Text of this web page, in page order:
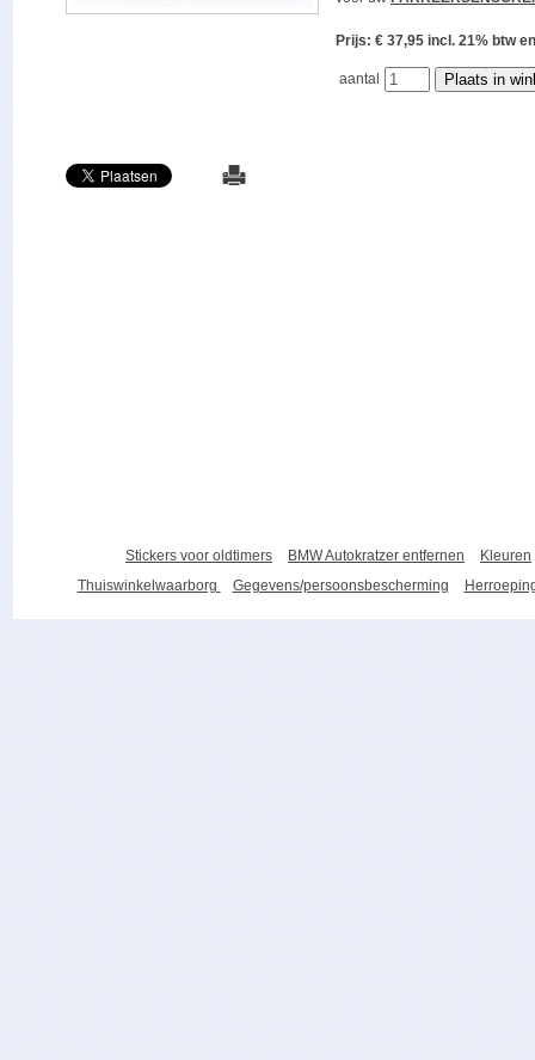
Prijs: € 37,95 incl. 21% btw
aantal
Stickers voor oldtimers BMW Autokratzer entfernen
Kleuren
Thuiswinkelwaarborg
Gegevens/persoonsbescherming